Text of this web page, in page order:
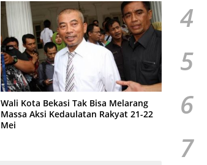
Wali Kota Bekasi Tak Bisa Melarang
Massa Aksi Kedaulatan Rakyat 21-22
Mei
4
5
6
7